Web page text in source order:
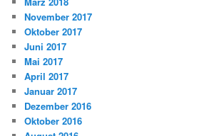
November 2017
Oktober 2017
Juni 2017
Mai 2017
April 2017
Januar 2017
Dezember 2016
Oktober 2016